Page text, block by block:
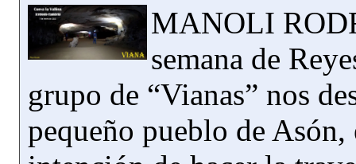
MANOLI
semana de
grupo de “Vianas” nos
pequeño pueblo de